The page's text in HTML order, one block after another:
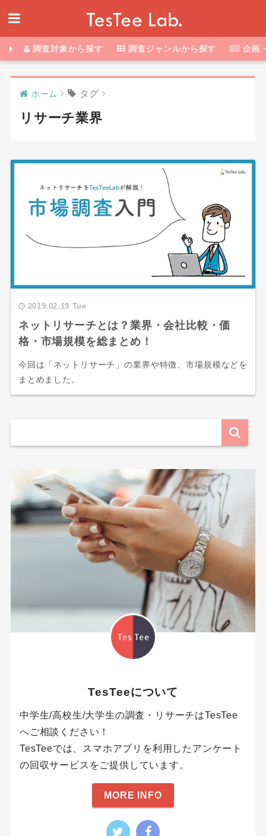
調査対象から探す 調査ジャンルから探す 企画
ホーム タグ
リサーチ業界
2019.02.19 Tue
ネットリサーチとは？業界・会社比較・価
格・市場規模を総まとめ！
今回は「ネットリサーチ」の業界や特徴、市場規模などを
まとめました。
TesTeeについて
中学生/高校生/大学生の調査・リサーチはTesTee
へご相談ください！
TesTeeでは、スマホアプリを利用したアンケート
の回収サービスをご提供しています。
MORE INFO